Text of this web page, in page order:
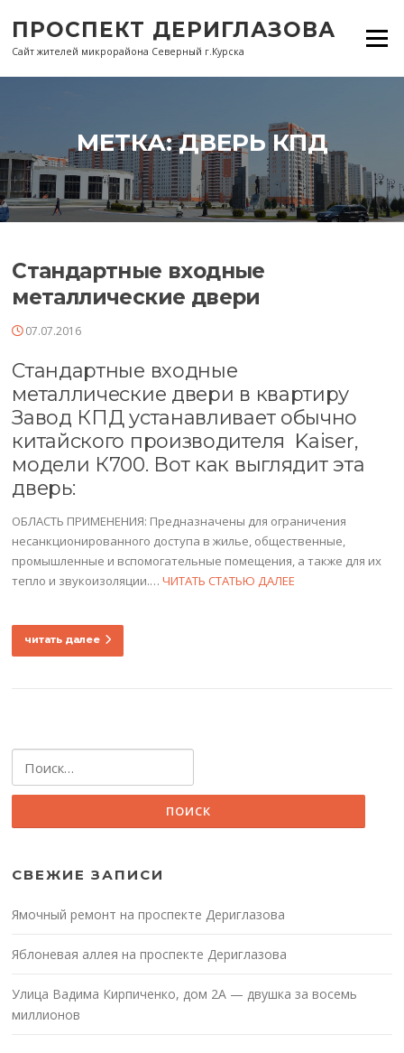
содержанию
ПРОСПЕКТ ДЕРИГЛАЗОВА
Сайт жителей микрорайона Северный г.Курска
Меню
МЕТКА:ДВЕРЬ КПД
Стандартные входные
металлические двери
07.07.2016
Стандартные входные
металлические двери в квартиру
Завод КПД устанавливает обычно
китайского производителя Kaiser,
модели К700. Вот как выглядит эта
дверь:
ОБЛАСТЬ ПРИМЕНЕНИЯ: Предназначены для ограничения
несанкционированного доступа в жилье, общественные,
промышленные и вспомогательные помещения, а также для их
тепло и звукоизоляции.…ЧИТАТЬ СТАТЬЮ ДАЛЕЕ
читать далее
СВЕЖИЕ ЗАПИСИ
Ямочный ремонт на проспекте Дериглазова
Яблоневая аллея на проспекте Дериглазова
Улица Вадима Кирпиченко, дом 2А — двушка за восемь
миллионов